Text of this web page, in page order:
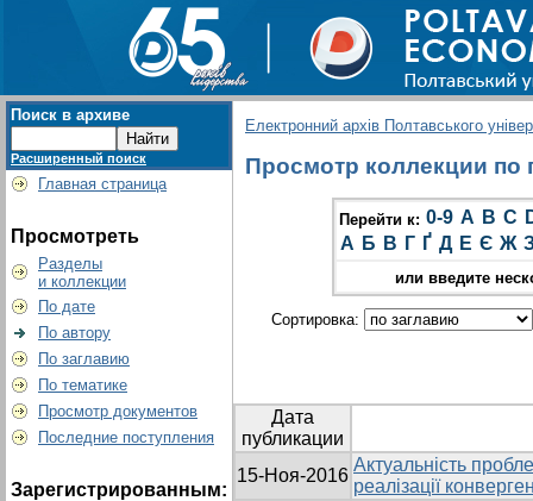
Поиск в архиве
Расширенный поиск
Главная страница
Просмотреть
Разделы
и коллекции
По дате
По автору
По заглавию
По тематике
Просмотр документов
Последние поступления
Зарегистрированным:
Електронний архів Полтавського
Просмотр коллекции по
Перейти к: 0-9 A B C
А Б В Г Ґ Д Е Є Ж
или введите
Сортировка:
Дата
публикации
15-Ноя-2016
Актуальність
реалізації